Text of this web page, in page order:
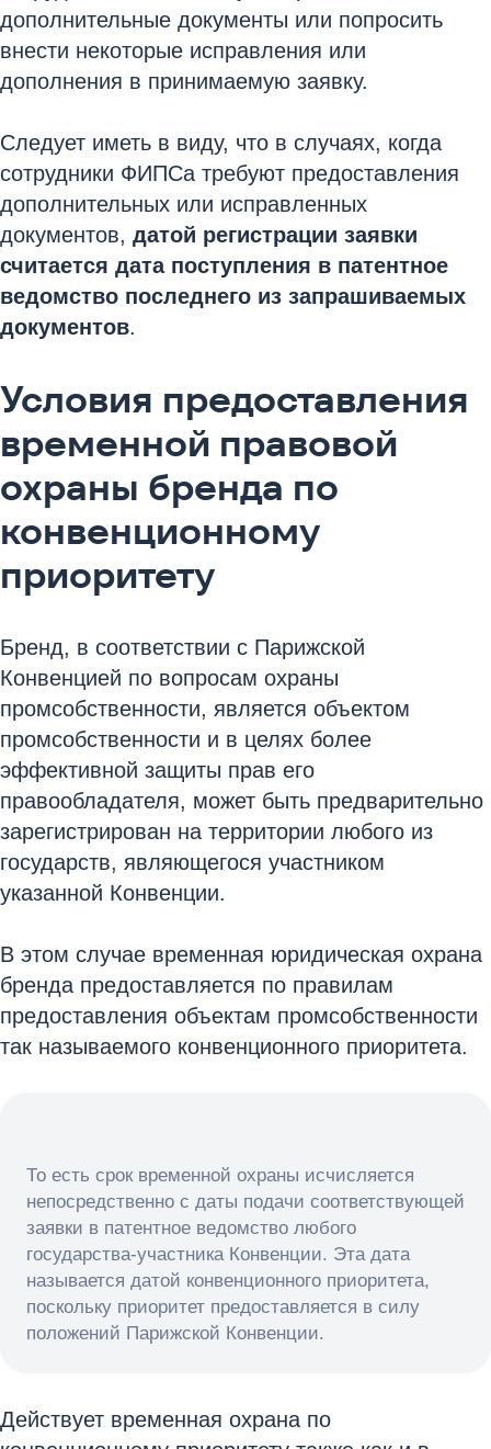
дополнительные документы или попросить
внести некоторые исправления или
дополнения в принимаемую заявку.
Следует иметь в виду, что в случаях, когда
сотрудники ФИПСа требуют предоставления
дополнительных или исправленных
документов, датой регистрации заявки
считается дата поступления в патентное
ведомство последнего из запрашиваемых
документов.
Условия предоставления
временной правовой
охраны бренда по
конвенционному
приоритету
Бренд, в соответствии с Парижской
Конвенцией по вопросам охраны
промсобственности, является объектом
промсобственности и в целях более
эффективной защиты прав его
правообладателя, может быть предварительно
зарегистрирован на территории любого из
государств, являющегося участником
указанной Конвенции.
В этом случае временная юридическая охрана
бренда предоставляется по правилам
предоставления объектам промсобственности
так называемого конвенционного приоритета.
То есть срок временной охраны исчисляется
непосредственно с даты подачи соответствующей
заявки в патентное ведомство любого
государства-участника Конвенции. Эта дата
называется датой конвенционного приоритета,
поскольку приоритет предоставляется в силу
положений Парижской Конвенции.
Действует временная охрана по